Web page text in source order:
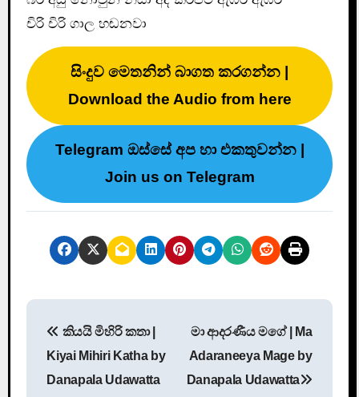
චිරි චිරි ගාල හඬනවා
සිංදුව මෙතනින් බාගත කරගන්න |
Download the Audio from here
Telegram ඔස්සේ අප හා එකතුවන්න |
Join us on Telegram
කියයි මිහිරි කතා |
Kiyai Mihiri Katha by
Danapala Udawatta
මා ආදරණීය මගේ | Ma
Adaraneeya Mage by
Danapala Udawatta